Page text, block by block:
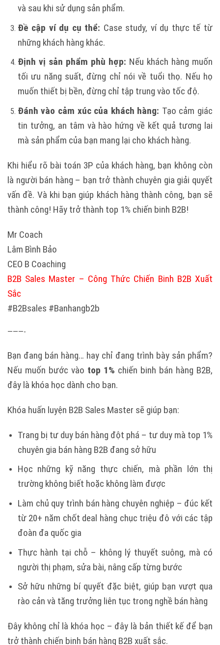
và sau khi sử dụng sản phẩm.
Đề cập ví dụ cụ thể: Case study, ví dụ thực tế từ
những khách hàng khác.
Định vị sản phẩm phù hợp: Nếu khách hàng muốn
tối ưu năng suất, đừng chỉ nói về tuổi thọ. Nếu họ
muốn thiết bị bền, đừng chỉ tập trung vào tốc độ.
Đánh vào cảm xúc của khách hàng: Tạo cảm giác
tin tưởng, an tâm và hào hứng về kết quả tương lai
mà sản phẩm của bạn mang lại cho khách hàng.
Khi hiểu rõ bài toán 3P của khách hàng, bạn không còn
là người bán hàng – bạn trở thành chuyên gia giải quyết
vấn đề. Và khi bạn giúp khách hàng thành công, bạn sẽ
thành công! Hãy trở thành top 1% chiến binh B2B!
Mr Coach
Lâm Bình Bảo
CEO B Coaching
B2B Sales Master – Công Thức Chiến Binh B2B Xuất
Sắc
#B2Bsales #Banhangb2b
———-
Bạn đang bán hàng… hay chỉ đang trình bày sản phẩm?
Nếu muốn bước vào top 1% chiến binh bán hàng B2B,
đây là khóa học dành cho bạn.
Khóa huấn luyện B2B Sales Master sẽ giúp bạn:
Trang bị tư duy bán hàng đột phá – tư duy mà top 1%
chuyên gia bán hàng B2B đang sở hữu
Học những kỹ năng thực chiến, mà phần lớn thị
trường không biết hoặc không làm được
Làm chủ quy trình bán hàng chuyên nghiệp – đúc kết
từ 20+ năm chốt deal hàng chục triệu đô với các tập
đoàn đa quốc gia
Thực hành tại chỗ – không lý thuyết suông, mà có
người thị phạm, sửa bài, nâng cấp từng bước
Sở hữu những bí quyết đặc biệt, giúp bạn vượt qua
rào cản và tăng trưởng liên tục trong nghề bán hàng
Đây không chỉ là khóa học – đây là bản thiết kế để bạn
trở thành chiến binh bán hàng B2B xuất sắc.